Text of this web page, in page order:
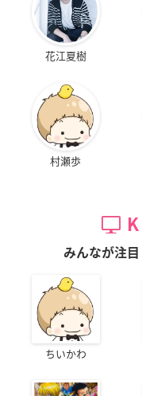
花江夏樹
村瀬歩
みんなが注
ちいかわ